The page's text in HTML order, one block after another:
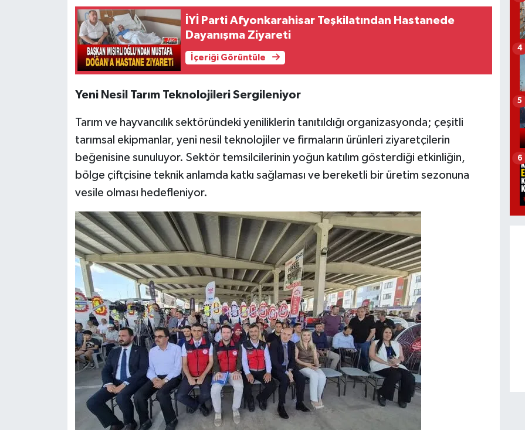
İYİ Parti Afyonkarahisar Teşkilatından Hastanede
Dayanışma Ziyareti
İçeriği Görüntüle
Yeni Nesil Tarım Teknolojileri Sergileniyor
Tarım ve hayvancılık sektöründeki yeniliklerin tanıtıldığı organizasyonda; çeşitli
tarımsal ekipmanlar, yeni nesil teknolojiler ve firmaların ürünleri ziyaretçilerin
beğenisine sunuluyor. Sektör temsilcilerinin yoğun katılım gösterdiği etkinliğin,
bölge çiftçisine teknik anlamda katkı sağlaması ve bereketli bir üretim sezonuna
vesile olması hedefleniyor.
4
5
6